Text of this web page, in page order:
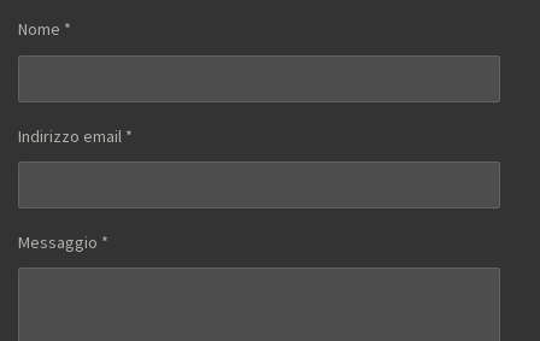
Nome *
Indirizzo email *
Messaggio *